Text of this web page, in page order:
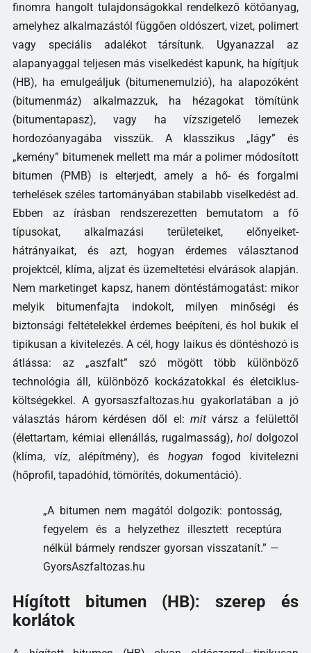
finomra hangolt tulajdonságokkal rendelkező kötőanyag,
amelyhez alkalmazástól függően oldószert, vizet, polimert
vagy speciális adalékot társítunk. Ugyanazzal az
alapanyaggal teljesen más viselkedést kapunk, ha hígítjuk
(HB), ha emulgeáljuk (bitumenemulzió), ha alapozóként
(bitumenmáz) alkalmazzuk, ha hézagokat tömítünk
(bitumentapasz), vagy ha vízszigetelő lemezek
hordozóanyagába visszük. A klasszikus „lágy” és
„kemény” bitumenek mellett ma már a polimer módosított
bitumen (PMB) is elterjedt, amely a hő- és forgalmi
terhelések széles tartományában stabilabb viselkedést ad.
Ebben az írásban rendszerezetten bemutatom a fő
típusokat, alkalmazási területeiket, előnyeiket-
hátrányaikat, és azt, hogyan érdemes választanod
projektcél, klíma, aljzat és üzemeltetési elvárások alapján.
Nem marketinget kapsz, hanem döntéstámogatást: mikor
melyik bitumenfajta indokolt, milyen minőségi és
biztonsági feltételekkel érdemes beépíteni, és hol bukik el
tipikusan a kivitelezés. A cél, hogy laikus és döntéshozó is
átlássa: az „aszfalt” szó mögött több különböző
technológia áll, különböző kockázatokkal és életciklus-
költségekkel. A gyorsaszfaltozas.hu gyakorlatában a jó
választás három kérdésen dől el: mitvársz a felülettől
(élettartam, kémiai ellenállás, rugalmasság), hol dolgozol
(klíma, víz, alépítmény), és hogyan fogod kivitelezni
(hőprofil, tapadóhíd, tömörítés, dokumentáció).
„A bitumen nem magától dolgozik: pontosság,
fegyelem és a helyzethez illesztett receptúra
nélkül bármely rendszer gyorsan visszatanít.” —
GyorsAszfaltozas.hu
Hígított bitumen (HB): szerep és
korlátok